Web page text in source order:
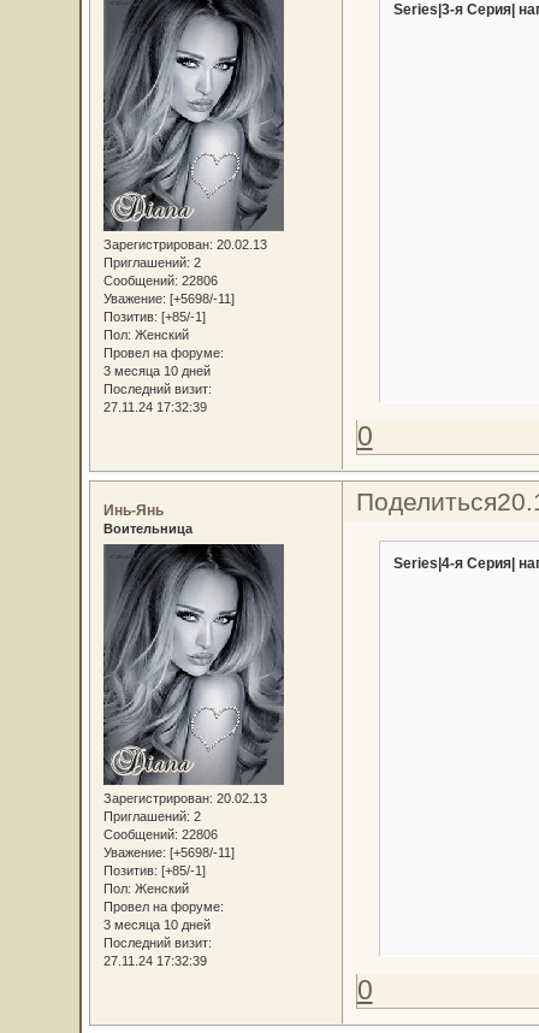
Зарегистрирован: 20.02.13
Приглашений: 2
Сообщений: 22806
Уважение: [+5698/-11]
Позитив: [+85/-1]
Пол: Женский
Провел на форуме:
3 месяца 10 дней
Последний визит:
27.11.24 17:32:39
Series|3-я Серия|
0
Поделиться
Инь-Янь
Воительница
Зарегистрирован: 20.02.13
Приглашений: 2
Сообщений: 22806
Уважение: [+5698/-11]
Позитив: [+85/-1]
Пол: Женский
Провел на форуме:
3 месяца 10 дней
Последний визит:
27.11.24 17:32:39
Series|4-я Серия|
0